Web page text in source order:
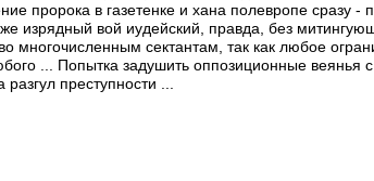
пророка в газетенке и хана полевропе сразу -
изрядный вой иудейский, правда, без
многочисленным сектантам, так как любое
... Попытка задушить оппозиционные
преступности ...